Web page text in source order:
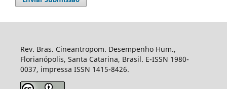
Rev. Bras. Cineantropom. Desempenho Hum.,
Florianópolis, Santa Catarina, Brasil. E-ISSN 1980-
0037, impressa ISSN 1415-8426.